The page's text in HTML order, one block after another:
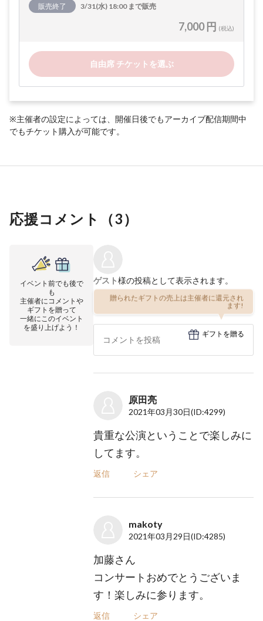
販売終了 3/31(水) 18:00 まで販売
7,000 円 (税込)
自由席 チケットを選ぶ
※主催者の設定によっては、開催日後でもアーカイブ配信期間中
でもチケット購入が可能です。
応援コメント（3）
イベント前でも後で
も
主催者にコメントや
ギフトを贈って
一緒にこのイベント
を盛り上げよう！
ゲスト様の投稿として表示されます。
贈られたギフトの売上は主催者に還元され
ます!
ギフトを贈る
原田亮
2021年03月30日(ID:4299)
貴重な公演ということで楽しみに
してます。
返信 シェア
makoty
2021年03月29日(ID:4285)
加藤さん
コンサートおめでとうございま
す！楽しみに参ります。
返信 シェア